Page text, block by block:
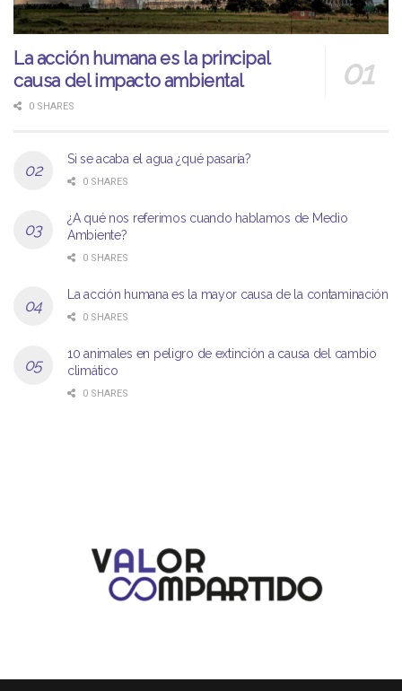
La acción humana es la principal
causa del impacto ambiental
0 SHARES
Si se acaba el agua ¿qué pasaría?
0 SHARES
¿A qué nos referimos cuando hablamos de Medio
Ambiente?
0 SHARES
La acción humana es la mayor causa de la contaminación
0 SHARES
10 animales en peligro de extinción a causa del cambio
climático
0 SHARES